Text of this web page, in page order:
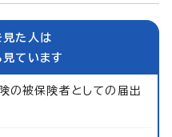
見た人は
見ています
の被保険者としての届出